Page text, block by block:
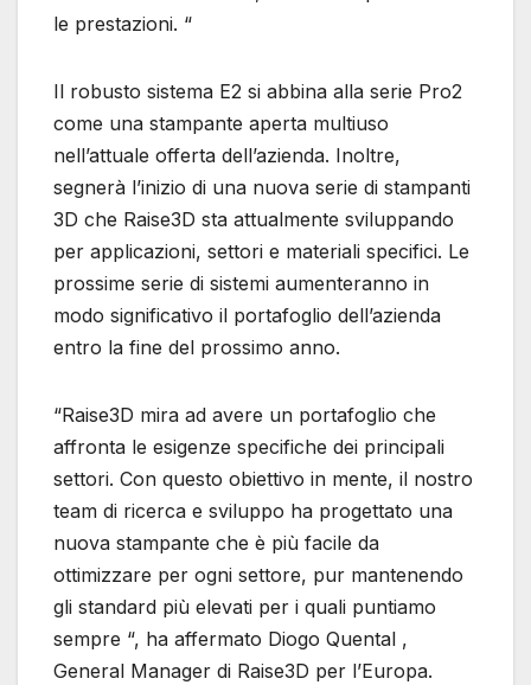
le prestazioni. “
Il robusto sistema E2 si abbina alla serie Pro2
come una stampante aperta multiuso
nell’attuale offerta dell’azienda. Inoltre,
segnerà l’inizio di una nuova serie di stampanti
3D che Raise3D sta attualmente sviluppando
per applicazioni, settori e materiali specifici. Le
prossime serie di sistemi aumenteranno in
modo significativo il portafoglio dell’azienda
entro la fine del prossimo anno.
“Raise3D mira ad avere un portafoglio che
affronta le esigenze specifiche dei principali
settori. Con questo obiettivo in mente, il nostro
team di ricerca e sviluppo ha progettato una
nuova stampante che è più facile da
ottimizzare per ogni settore, pur mantenendo
gli standard più elevati per i quali puntiamo
sempre “, ha affermato Diogo Quental ,
General Manager di Raise3D per l’Europa.